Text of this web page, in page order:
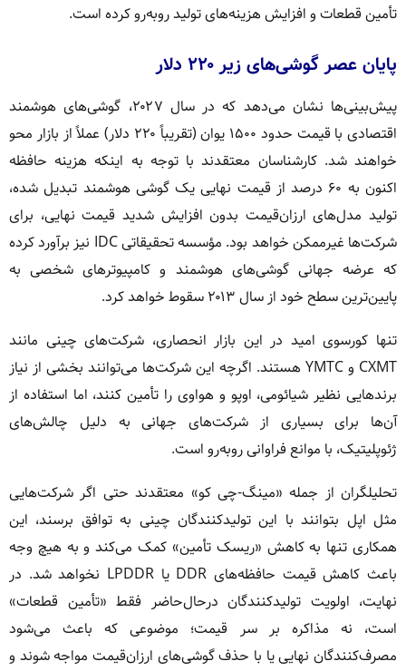
تأمین قطعات و افزایش هزینه‌های تولید روبه‌رو کرده است.
پایان عصر گوشی‌های زیر ۲۲۰ دلار
پیش‌بینی‌ها نشان می‌دهد که در سال ۲۰۲۷، گوشی‌های هوشمند
اقتصادی با قیمت حدود ۱۵۰۰ یوان (تقریباً ۲۲۰ دلار) عملاً از بازار محو
خواهند شد. کارشناسان معتقدند با توجه به اینکه هزینه حافظه
اکنون به ۶۰ درصد از قیمت نهایی یک گوشی هوشمند تبدیل شده،
تولید مدل‌های ارزان‌قیمت بدون افزایش شدید قیمت نهایی، برای
شرکت‌ها غیرممکن خواهد بود. مؤسسه تحقیقاتی IDC نیز برآورد کرده
که عرضه جهانی گوشی‌های هوشمند و کامپیوترهای شخصی به
پایین‌ترین سطح خود از سال ۲۰۱۳ سقوط خواهد کرد.
تنها کورسوی امید در این بازار انحصاری، شرکت‌های چینی مانند
CXMT و YMTC هستند. اگرچه این شرکت‌ها می‌توانند بخشی از نیاز
برندهایی نظیر شیائومی، اوپو و هواوی را تأمین کنند، اما استفاده از
آن‌ها برای بسیاری از شرکت‌های جهانی به دلیل چالش‌های
ژئوپلیتیک، با موانع فراوانی روبه‌رو است.
تحلیلگران از جمله «مینگ-چی کو» معتقدند حتی اگر شرکت‌هایی
مثل اپل بتوانند با این تولیدکنندگان چینی به توافق برسند، این
همکاری تنها به کاهش «ریسک تأمین» کمک می‌کند و به هیچ وجه
باعث کاهش قیمت حافظه‌های DDR یا LPDDR نخواهد شد. در
نهایت، اولویت تولیدکنندگان درحال‌حاضر فقط «تأمین قطعات»
است، نه مذاکره بر سر قیمت؛ موضوعی که باعث می‌شود
مصرف‌کنندگان نهایی یا با حذف گوشی‌های ارزان‌قیمت مواجه شوند و